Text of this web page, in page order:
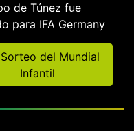
de Túnez fue
para IFA Germany
Sorteo del Mundial
Infantil